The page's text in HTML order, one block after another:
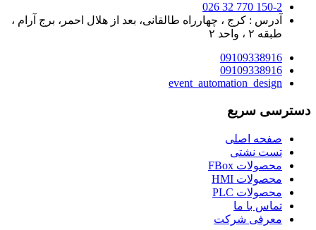
150-2 770 32 026
آدرس : کرج ، چهارراه طالقانی، بعد از هلال احمر، برج آرام ،
طبقه ۲ ، واحد ۲
09109338916
09109338916
event_automation_design
دسترسی سریع
صفحه اصلی
تست نشتی
محصولات FBox
محصولات HMI
محصولات PLC
تماس با ما
معرفی شرکت